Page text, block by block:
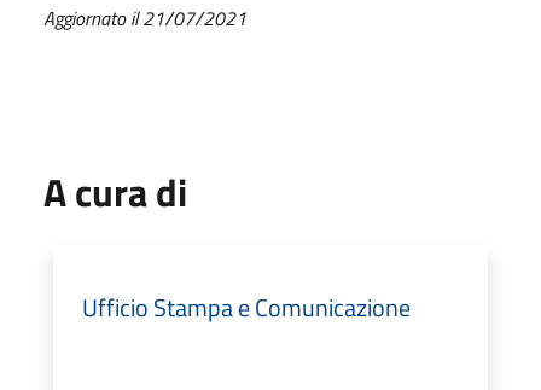
Aggiornato il 21/07/2021
A cura di
Ufficio Stampa e Comunicazione